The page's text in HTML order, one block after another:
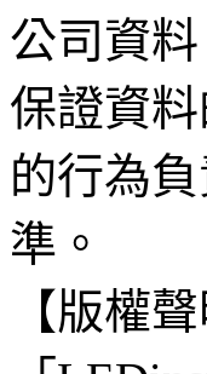
公司資
保證資
的行為
準。
【版權聲